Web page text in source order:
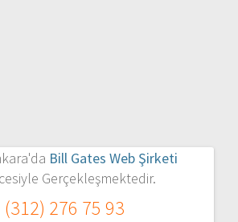
Bill Gates Web Şirketi
Gerçekleşmektedir.
(312) 276 75 93